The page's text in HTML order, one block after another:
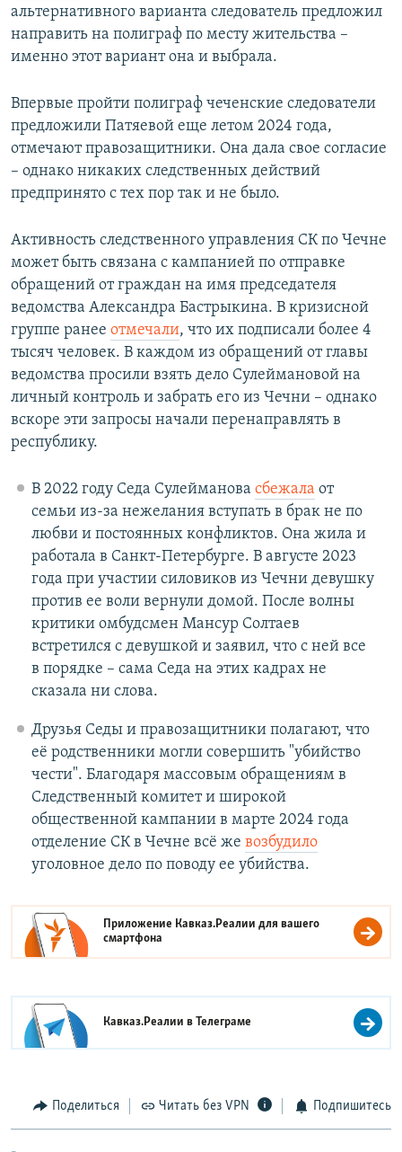
альтернативного варианта следователь предложил
направить на полиграф по месту жительства –
именно этот вариант она и выбрала.
Впервые пройти полиграф чеченские следователи
предложили Патяевой еще летом 2024 года,
отмечают правозащитники. Она дала свое согласие
– однако никаких следственных действий
предпринято с тех пор так и не было.
Активность следственного управления СК по Чечне
может быть связана с кампанией по отправке
обращений от граждан на имя председателя
ведомства Александра Бастрыкина. В кризисной
группе ранее отмечали, что их подписали более 4
тысяч человек. В каждом из обращений от главы
ведомства просили взять дело Сулеймановой на
личный контроль и забрать его из Чечни – однако
вскоре эти запросы начали перенаправлять в
республику.
В 2022 году Седа Сулейманова сбежала от
семьи из-за нежелания вступать в брак не по
любви и постоянных конфликтов. Она жила и
работала в Санкт-Петербурге. В августе 2023
года при участии силовиков из Чечни девушку
против ее воли вернули домой. После волны
критики омбудсмен Мансур Солтаев
встретился с девушкой и заявил, что с ней все
в порядке – сама Седа на этих кадрах не
сказала ни слова.
Друзья Седы и правозащитники полагают, что
её родственники могли совершить "убийство
чести". Благодаря массовым обращениям в
Следственный комитет и широкой
общественной кампании в марте 2024 года
отделение СК в Чечне всё же возбудило
уголовное дело по поводу ее убийства.
Приложение Кавказ.Реалии для вашего
смартфона
Кавказ.Реалии вТелеграме
Поделиться Читать без VPN Подпишитесь